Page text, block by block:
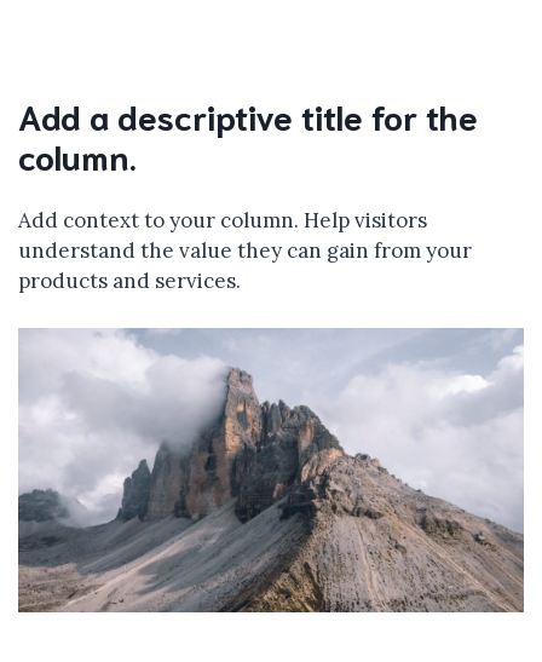
Add a descriptive title for the
column.
Add context to your column. Help visitors
understand the value they can gain from your
products and services.